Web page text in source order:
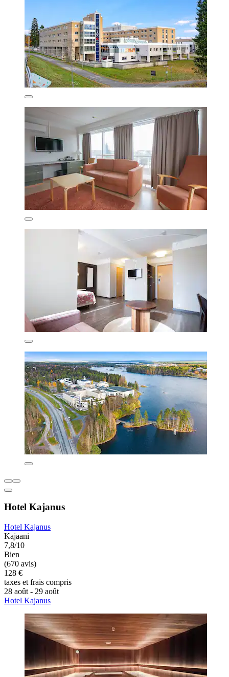
Hotel Kajanus
Hotel Kajanus
Kajaani
7,8/10
Bien
(670 avis)
128 €
taxes et frais compris
28 août - 29 août
Hotel Kajanus